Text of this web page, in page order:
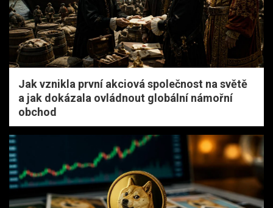
Jak vznikla první akciová společnost na světě
a jak dokázala ovládnout globální námořní
obchod